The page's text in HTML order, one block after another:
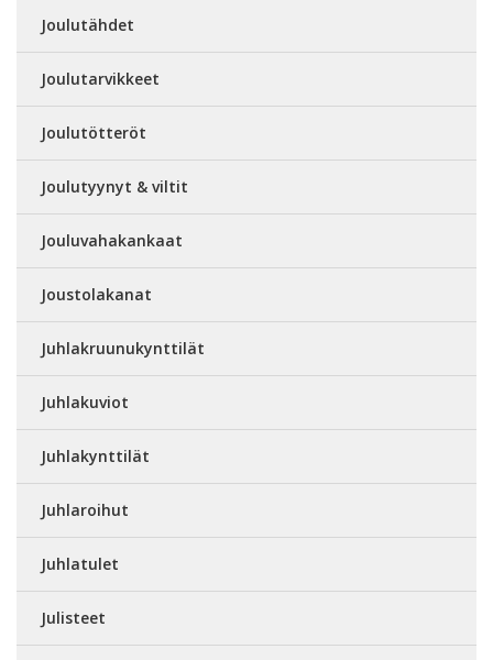
Joulutähdet
Joulutarvikkeet
Joulutötteröt
Joulutyynyt & viltit
Jouluvahakankaat
Joustolakanat
Juhlakruunukynttilät
Juhlakuviot
Juhlakynttilät
Juhlaroihut
Juhlatulet
Julisteet